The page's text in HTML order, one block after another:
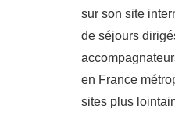
sur son site
de séjours
en France
sites plus